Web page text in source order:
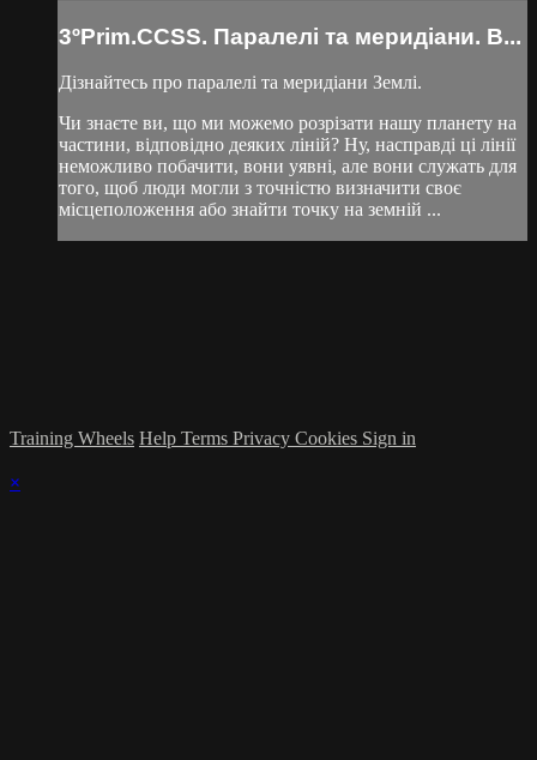
3ºPrim.CCSS. Паралелі та меридіани. В...
Дізнайтесь про паралелі та меридіани Землі.
Чи знаєте ви, що ми можемо розрізати нашу планету на
частини, відповідно деяких ліній? Ну, насправді ці лінії
неможливо побачити, вони уявні, але вони служать для
того, щоб люди могли з точністю визначити своє
місцеположення або знайти точку на земній ...
Training Wheels Help Terms Privacy Cookies Sign in
×